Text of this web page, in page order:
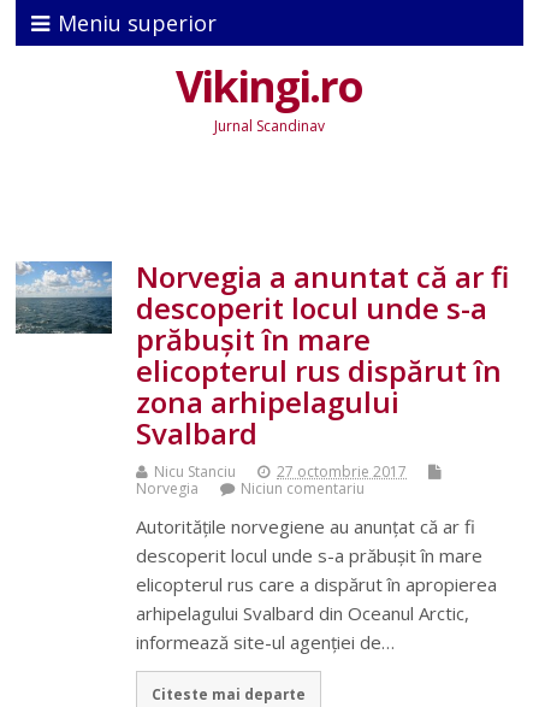
Meniu superior
Vikingi.ro
Jurnal Scandinav
Norvegia a anuntat că ar fi
descoperit locul unde s-a
prăbuşit în mare
elicopterul rus dispărut în
zona arhipelagului
Svalbard
Nicu Stanciu
27 octombrie 2017
Norvegia
Niciun comentariu
Autorităţile norvegiene au anunţat că ar fi
descoperit locul unde s-a prăbuşit în mare
elicopterul rus care a dispărut în apropierea
arhipelagului Svalbard din Oceanul Arctic,
informează site-ul agenţiei de…
Citeste mai departe